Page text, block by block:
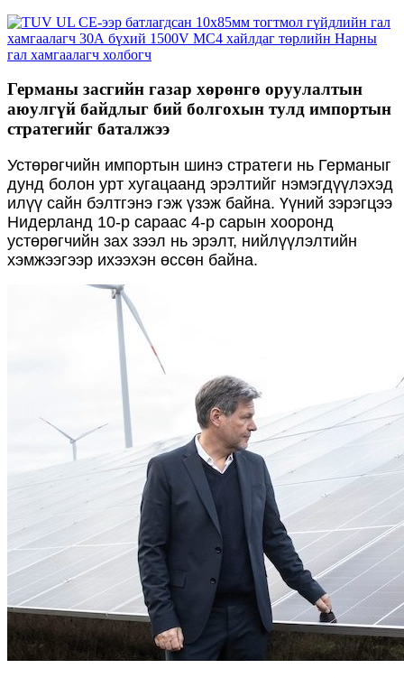
Германы засгийн газар хөрөнгө оруулалтын
аюулгүй байдлыг бий болгохын тулд импортын
стратегийг баталжээ
Устөрөгчийн импортын шинэ стратеги нь Германыг
дунд болон урт хугацаанд эрэлтийг нэмэгдүүлэхэд
илүү сайн бэлтгэнэ гэж үзэж байна. Үүний зэрэгцээ
Нидерланд 10-р сараас 4-р сарын хооронд
устөрөгчийн зах зээл нь эрэлт, нийлүүлэлтийн
хэмжээгээр ихээхэн өссөн байна.